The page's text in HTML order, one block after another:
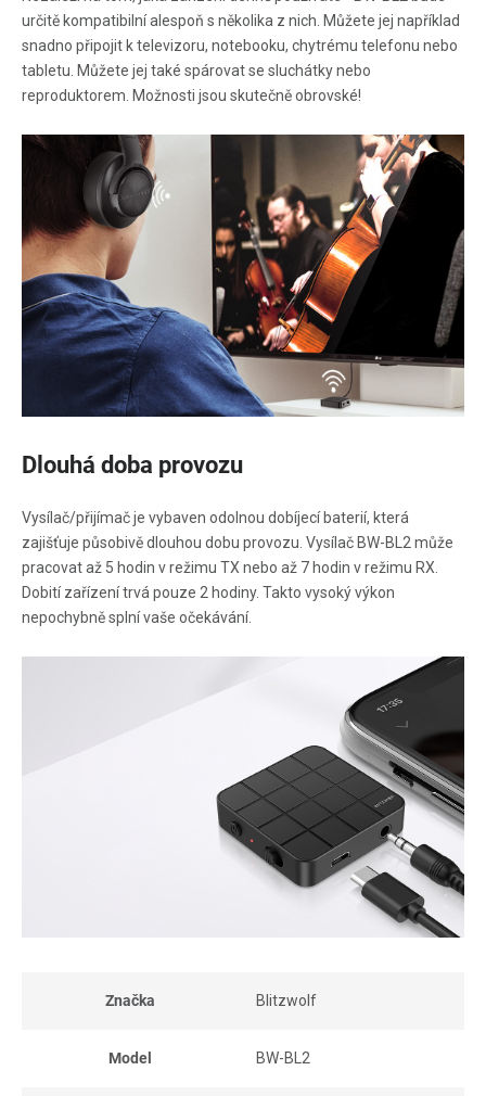
určitě kompatibilní alespoň s několika z nich. Můžete jej například
snadno připojit k televizoru, notebooku, chytrému telefonu nebo
tabletu. Můžete jej také spárovat se sluchátky nebo
reproduktorem. Možnosti jsou skutečně obrovské!
Dlouhá doba provozu
Vysílač/přijímač je vybaven odolnou dobíjecí baterií, která
zajišťuje působivě dlouhou dobu provozu. Vysílač BW-BL2 může
pracovat až 5 hodin v režimu TX nebo až 7 hodin v režimu RX.
Dobití zařízení trvá pouze 2 hodiny. Takto vysoký výkon
nepochybně splní vaše očekávání.
Značka Blitzwolf
Model BW-BL2